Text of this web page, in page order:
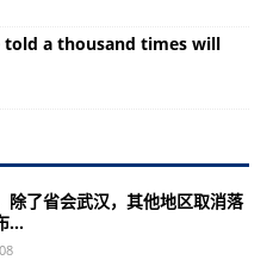
told a thousand times will
除了省会武汉，其他地区取消落
...